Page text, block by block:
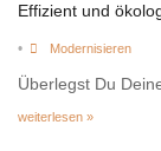
Effizient und
• Modernisieren
Überlegst Du
weiterlesen »